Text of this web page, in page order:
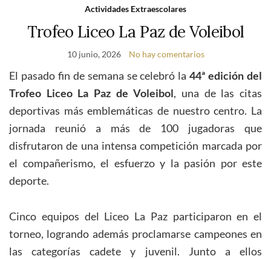
Actividades Extraescolares
Trofeo Liceo La Paz de Voleibol
10 junio, 2026 No hay comentarios
El pasado fin de semana se celebró la44ª edición del
Trofeo Liceo La Paz de Voleibol, una de las citas
deportivas más emblemáticas de nuestro centro. La
jornada reunió a más de 100 jugadoras que
disfrutaron de una intensa competición marcada por
el compañerismo, el esfuerzo y la pasión por este
deporte.
Cinco equipos del Liceo La Paz participaron en el
torneo, logrando además proclamarse campeones en
las categorías cadete y juvenil. Junto a ellos